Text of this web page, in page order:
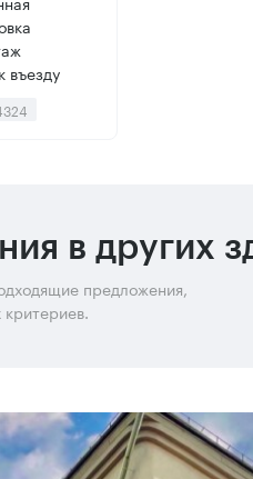
въезду
в других
предложения,